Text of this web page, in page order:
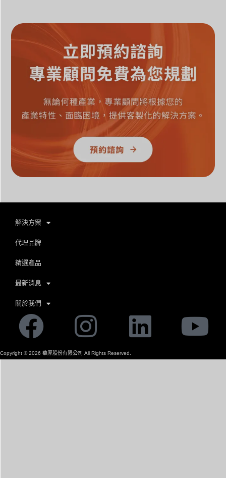
解決方案
代理品牌
精選產品
最新消息
關於我們
Facebook
Instagram
Copyright ©2026 華厚股份有限公司 All Rights Reserved.